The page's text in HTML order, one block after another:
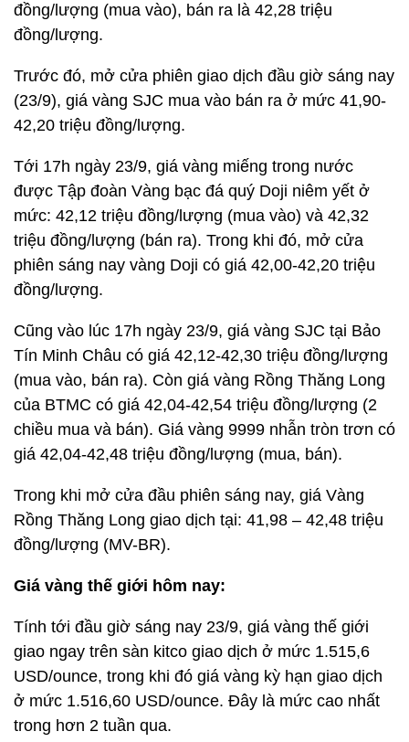
đồng/lượng (mua vào), bán ra là 42,28 triệu
đồng/lượng.
Trước đó, mở cửa phiên giao dịch đầu giờ sáng nay
(23/9), giá vàng SJC mua vào bán ra ở mức 41,90-
42,20 triệu đồng/lượng.
Tới 17h ngày 23/9, giá vàng miếng trong nước
được Tập đoàn Vàng bạc đá quý Doji niêm yết ở
mức: 42,12 triệu đồng/lượng (mua vào) và 42,32
triệu đồng/lượng (bán ra). Trong khi đó, mở cửa
phiên sáng nay vàng Doji có giá 42,00-42,20 triệu
đồng/lượng.
Cũng vào lúc 17h ngày 23/9, giá vàng SJC tại Bảo
Tín Minh Châu có giá 42,12-42,30 triệu đồng/lượng
(mua vào, bán ra). Còn giá vàng Rồng Thăng Long
của BTMC có giá 42,04-42,54 triệu đồng/lượng (2
chiều mua và bán). Giá vàng 9999 nhẫn tròn trơn có
giá 42,04-42,48 triệu đồng/lượng (mua, bán).
Trong khi mở cửa đầu phiên sáng nay, giá Vàng
Rồng Thăng Long giao dịch tại: 41,98 – 42,48 triệu
đồng/lượng (MV-BR).
Giá vàng thế giới hôm nay:
Tính tới đầu giờ sáng nay 23/9, giá vàng thế giới
giao ngay trên sàn kitco giao dịch ở mức 1.515,6
USD/ounce, trong khi đó giá vàng kỳ hạn giao dịch
ở mức 1.516,60 USD/ounce. Đây là mức cao nhất
trong hơn 2 tuần qua.